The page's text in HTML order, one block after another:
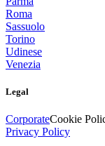
Roma
Sassuolo
Torino
Udinese
Venezia
Legal
CorporateCookie
Privacy Policy